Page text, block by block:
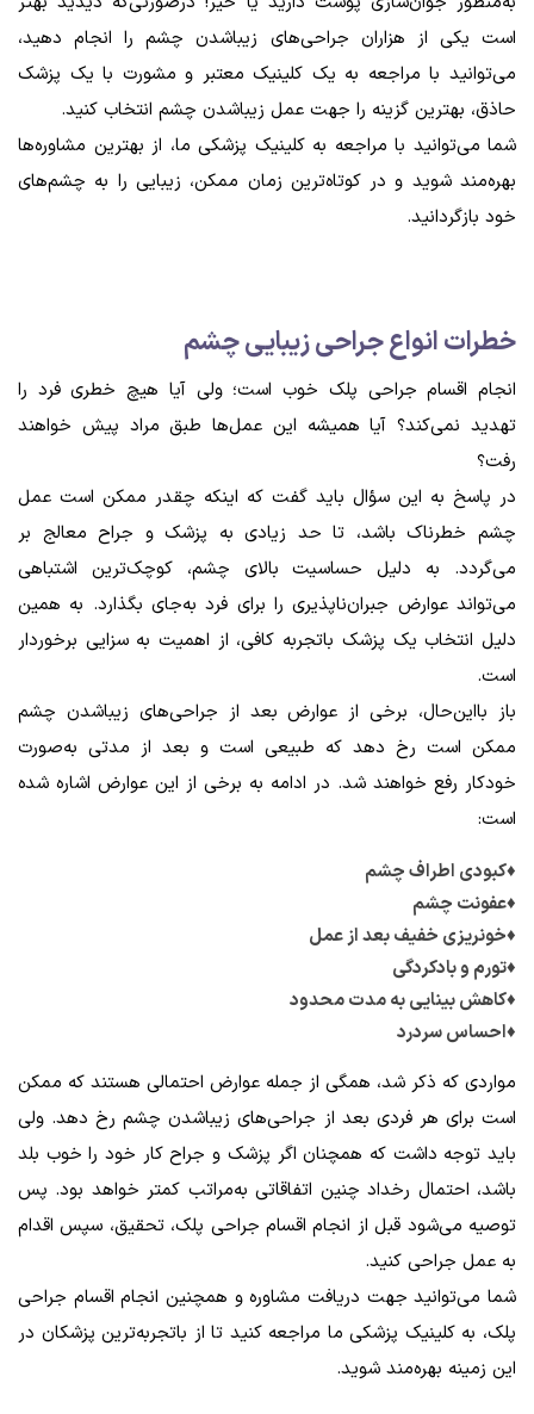
است یکی از هزاران جراحی‌های زیباشدن چشم را انجام دهید،
می‌توانید با مراجعه به یک کلینیک معتبر و مشورت با یک پزشک
حاذق، بهترین گزینه را جهت عمل زیباشدن چشم انتخاب کنید.
شما می‌توانید با مراجعه به کلینیک پزشکی ما، از بهترین مشاوره‌ها
بهره‌مند شوید و در کوتاه‌ترین زمان ممکن، زیبایی را به چشم‌های
خود بازگردانید.
خطرات انواع جراحی زیبایی چشم
انجام اقسام جراحی پلک خوب است؛ ولی آیا هیچ خطری فرد را
تهدید نمی‌کند؟ آیا همیشه این عمل‌ها طبق مراد پیش خواهند
رفت؟
در پاسخ به این سؤال باید گفت که اینکه چقدر ممکن است عمل
چشم خطرناک باشد، تا حد زیادی به پزشک و جراح معالج بر
می‌گردد. به دلیل حساسیت بالای چشم، کوچک‌ترین اشتباهی
می‌تواند عوارض جبران‌ناپذیری را برای فرد به‌جای بگذارد. به همین
دلیل انتخاب یک پزشک باتجربه کافی، از اهمیت به سزایی برخوردار
است.
باز بااین‌حال، برخی از عوارض بعد از جراحی‌های زیباشدن چشم
ممکن است رخ دهد که طبیعی است و بعد از مدتی به‌صورت
خودکار رفع خواهند شد. در ادامه به برخی از این عوارض اشاره شده
است:
♦کبودی اطراف چشم
♦عفونت چشم
♦خونریزی خفیف بعد از عمل
♦تورم و بادکردگی
♦کاهش بینایی به مدت محدود
♦احساس سردرد
مواردی که ذکر شد، همگی از جمله عوارض احتمالی هستند که ممکن
است برای هر فردی بعد از جراحی‌های زیباشدن چشم رخ دهد. ولی
باید توجه داشت که همچنان اگر پزشک و جراح کار خود را خوب بلد
باشد، احتمال رخداد چنین اتفاقاتی به‌مراتب کمتر خواهد بود. پس
توصیه می‌شود قبل از انجام اقسام جراحی پلک، تحقیق، سپس اقدام
به عمل جراحی کنید.
شما می‌توانید جهت دریافت مشاوره و همچنین انجام اقسام جراحی
پلک، به کلینیک پزشکی ما مراجعه کنید تا از باتجربه‌ترین پزشکان در
این زمینه بهره‌مند شوید.